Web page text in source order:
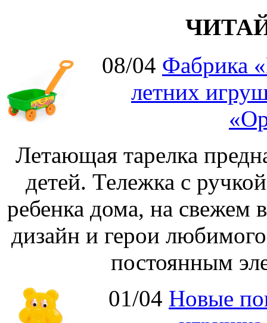
08/04 Фабрика
летних
Летающая тарелка
детей. Тележка с
ребенка дома, на свежем
дизайн и герои
постоянным
01/04 Новые